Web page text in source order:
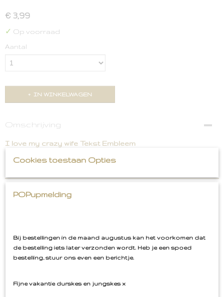
€ 3,99
✓ Op voorraad
Aantal
IN WINKELWAGEN
Omschrijving
I love my crazy wife Tekst Embleem
Cookies toestaan Opties
POPupmelding
Bij bestellingen in de maand augustus kan het voorkomen dat
de bestelling iets later verzonden wordt. Heb je een spoed
bestelling, stuur ons even een berichtje.
Fijne vakantie durskes en jungskes x